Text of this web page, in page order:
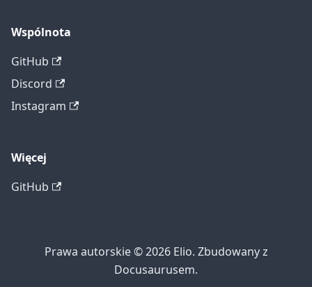
Wspólnota
GitHub
Discord
Instagram
Więcej
GitHub
Prawa autorskie © 2026 Elio. Zbudowany z
Docusaurusem.